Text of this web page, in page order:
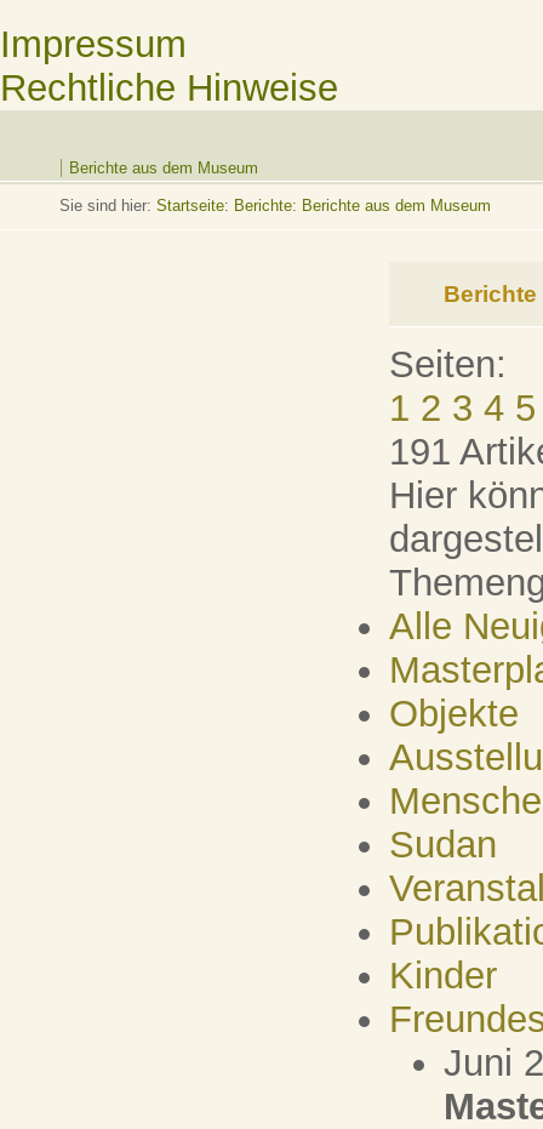
Impressum
Rechtliche Hinweise
Berichte aus dem Museum
Sie sind hier: Startseite: Berichte: Berichte aus dem Museum
Seiten:
1 2 3 4 5
191
Hier
Alle
Objekte
Sudan
Kinder
Juni